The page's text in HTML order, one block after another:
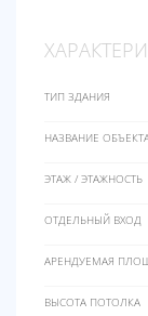
ТИП ЗДАНИЯ
НАЗВАНИЕ
ЭТАЖ / ЭТАЖНОСТЬ
ОТДЕЛЬНЫЙ ВХОД
АРЕНДУЕМАЯ
ВЫСОТА ПОТОЛКА